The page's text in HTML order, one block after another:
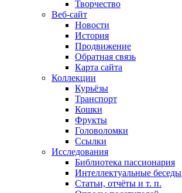
Творчество
Веб-сайт
Новости
История
Продвижение
Обратная связь
Карта сайта
Коллекции
Курьёзы
Транспорт
Кошки
Фрукты
Головоломки
Ссылки
Исследования
Библиотека пассионария
Интеллектуальные беседы
Статьи, отчёты и т. п.